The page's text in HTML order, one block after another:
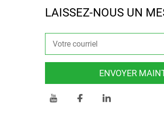
LAISSEZ-NOUS UN
ENVOYER